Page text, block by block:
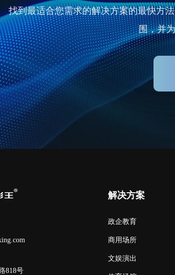
找到最适合您需求的解决方案的最快方
围，并
818号
解决方案
政企教育
商用场所
文娱演出